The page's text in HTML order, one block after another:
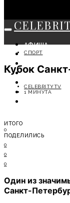
АФИША
СОБЫТИЯ
КРАСОТА
МОДА
ЛИЧНОСТЬ
ОТДЫХ
СПОРТ
Кубок
CELEBRITYTV
1 МИНУТА
ИТОГО
0
ПОДЕЛИЛИСЬ
0
0
0
Один из
Санкт-